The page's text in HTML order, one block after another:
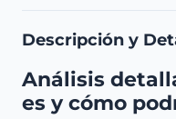
Descripción y
Análisis
es y cómo